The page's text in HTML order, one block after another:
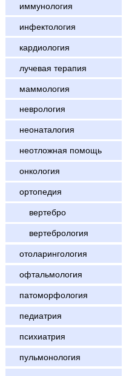
иммунология
инфектология
кардиология
лучевая терапия
маммология
неврология
неонаталогия
неотложная помощь
онкология
ортопедия
вертебро
вертебрология
отоларингология
офтальмология
патоморфология
педиатрия
психиатрия
пульмонология